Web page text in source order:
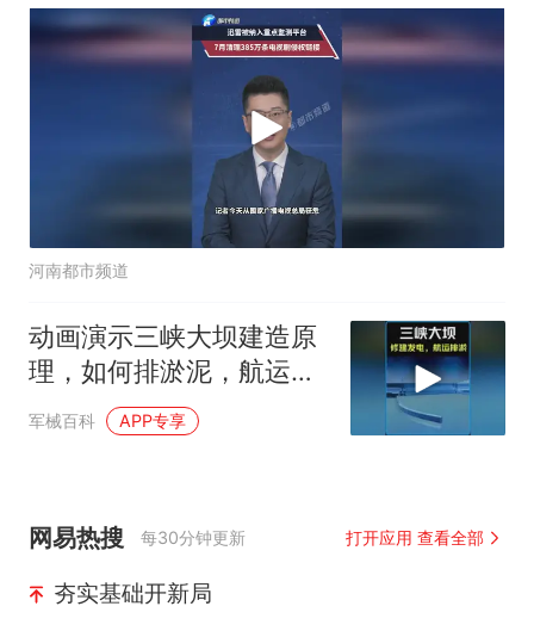
河南都市频道
动画演示三峡大坝建造原
理，如何排淤泥，航运，
发电？ #科普知识
军械百科 APP专享
网易热搜 每30分钟更新 打开应用 查看全部
夯实基础开新局